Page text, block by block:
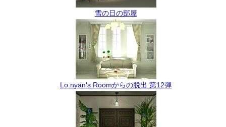
雪の日の部屋
Lo.nyan's Roomからの脱出 第12弾